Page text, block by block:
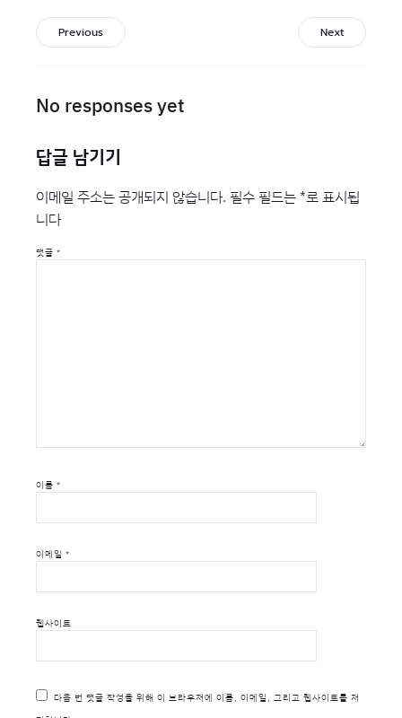
Previous Next
No responses yet
답글 남기기
이메일 주소는 공개되지 않습니다. 필수 필드는*로 표시됩
니다
댓글 *
이름 *
이메일 *
웹사이트
다음 번 댓글 작성을 위해 이 브라우저에 이름, 이메일, 그리고 웹사이트를 저